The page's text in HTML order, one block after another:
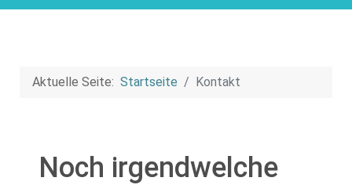
Aktuelle Seite: Startseite Kontakt
Noch irgendwelche